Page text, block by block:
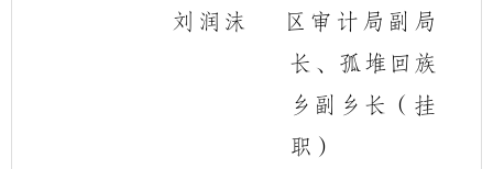
刘润沫
区审计局副局
长、孤堆回族
乡副乡长（挂
职）